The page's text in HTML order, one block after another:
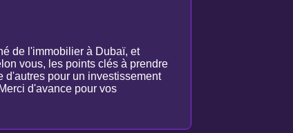
de l'immobilier à Dubaï, et
vous, les points clés à prendre
d'autres pour un investissement
d'avance pour vos